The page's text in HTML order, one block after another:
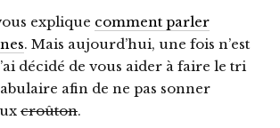
explique comment parler
. Mais aujourd’hui, une fois n’est
décidé de vous aider à faire le tri
afin de ne pas sonner
croûton.